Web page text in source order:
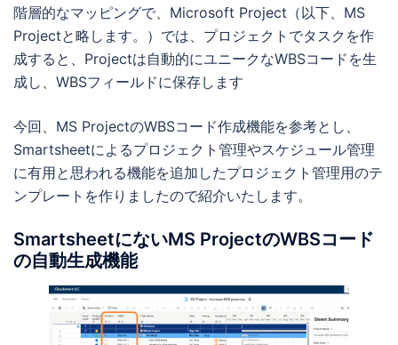
階層的なマッピングで、Microsoft Project（以下、MS
Projectと略します。）では、プロジェクトでタスクを作
成すると、Projectは自動的にユニークなWBSコードを生
成し、WBSフィールドに保存します
今回、MS ProjectのWBSコード作成機能を参考とし、
Smartsheetによるプロジェクト管理やスケジュール管理
に有用と思われる機能を追加したプロジェクト管理用のテ
ンプレートを作りましたので紹介いたします。
SmartsheetにないMS ProjectのWBSコード
の自動生成機能